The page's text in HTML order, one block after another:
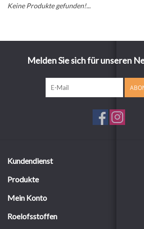
Keine Produkte gefunden!...
Melden Sie sich für unseren
Kundendienst
Produkte
Mein Konto
Roelofsstoffen